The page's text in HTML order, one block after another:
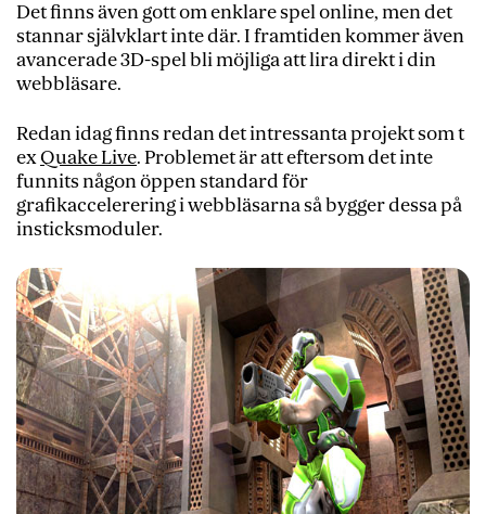
Det finns även gott om enklare spel online, men det
stannar självklart inte där. I framtiden kommer även
avancerade 3D-spel bli möjliga att lira direkt i din
webbläsare.
Redan idag finns redan det intressanta projekt som t
exQuake Live. Problemet är att eftersom det inte
funnits någon öppen standard för
grafikaccelerering i webbläsarna så bygger dessa på
insticksmoduler.